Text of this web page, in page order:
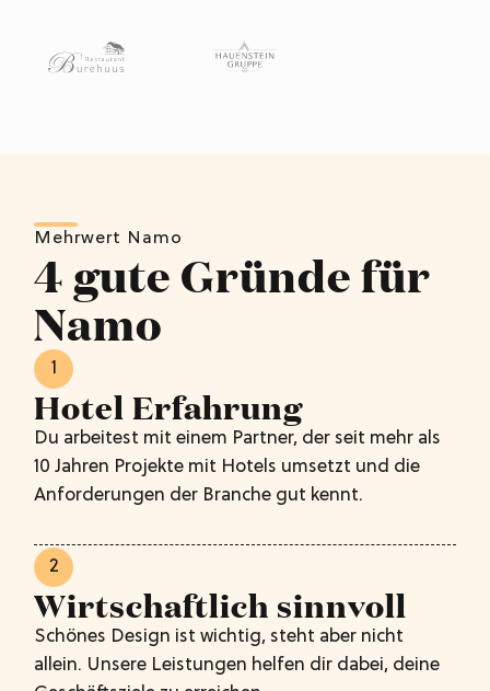
Mehrwert Namo
4 gute Gründe für
Namo
1
Hotel Erfahrung
Du arbeitest mit einem Partner, der seit mehr als
10 Jahren Projekte mit Hotels umsetzt und die
Anforderungen der Branche gut kennt.
2
Wirtschaftlich sinnvoll
Schönes Design ist wichtig, steht aber nicht
allein. Unsere Leistungen helfen dir dabei, deine